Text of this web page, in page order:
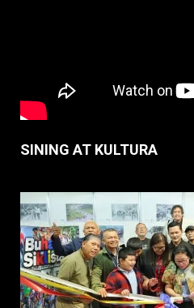
SINING AT KULTURA